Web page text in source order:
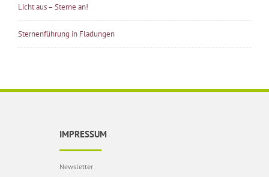
Licht aus – Sterne an!
Sternenführung in Fladungen
IMPRESSUM
Newsletter